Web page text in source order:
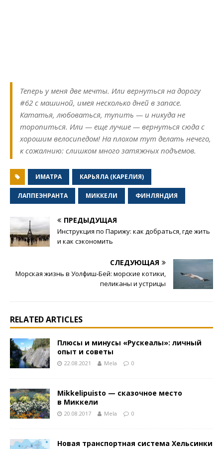
Теперь у меня две мечты. Или вернуться на дорогу
#62 с машиной, имея несколько дней в запасе.
Кататья, любоваться, тупить — и никуда не
торопиться. Или — еще лучше — вернуться сюда с
хорошим велосипедом! На плохом тут делать нечего,
к сожалнию: слишком много затяжных подъемов.
ИМАТРА КАРЬЯЛА (КАРЕЛИЯ)
ЛАППЕЭНРАНТА МИККЕЛИ ФИНЛЯНДИЯ
ПРЕДЫДУЩАЯ
Инструкция по Парижу: как добраться, где жить
и как сэкономить
СЛЕДУЮЩАЯ
Морская жизнь в Уолфиш-Бей: морские котики,
пеликаны и устрицы
RELATED ARTICLES
Плюсы и минусы «Рускеалы»: личный
опыт и советы
22.08.2021 Mela 0
Mikkelipuisto — сказочное место
в Миккели
20.08.2017 Mela 0
Новая транспортная система Хельсинки